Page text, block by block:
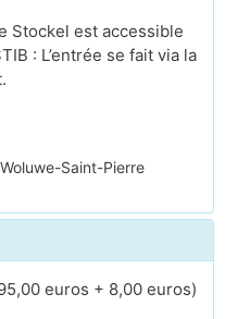
Stockel est accessible
: L’entrée se fait via la
Saint-Pierre
euros + 8,00 euros)